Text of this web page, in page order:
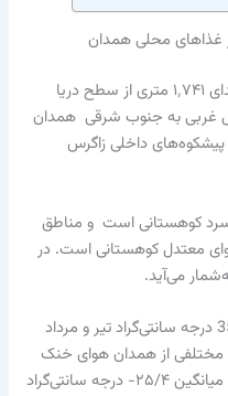
غذاهای محلی همدان
در دامنه کوه الوند و در بلندای ۱٬۷۴۱ متری از سطح دریا
غربی به جنوب شرقی همدان
داخلی زاگرس
کوهستانی است و مناطق
معتدل کوهستانی است. در
می‌آید.
گرم‌ترین ماه‌های سال با حداکثر دمای 35 درجه سانتی‌گراد تیر و مرداد
از همدان هوای خنک
پیدا میشود و سردترین ماه‌های سال، با میانگین ۲۵/۴- درجه سانتی‌گراد